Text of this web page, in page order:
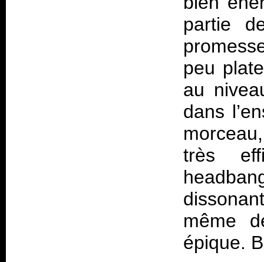
partie
peu
au
dans
très
même
épique.